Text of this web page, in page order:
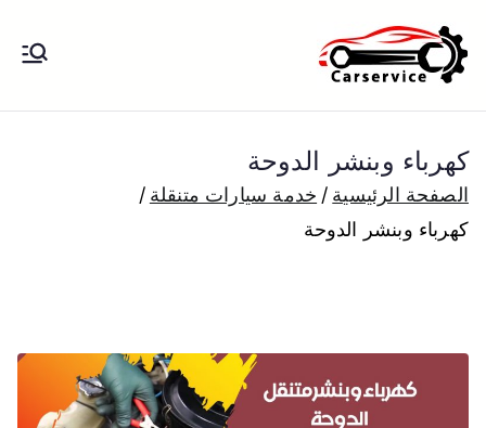
إلى
المحتوى
الكويت
بنشر متنقل الكويت كهرباء وبنشر تبديل
بارخص الاسعار
كهرباء وبنشر الدوحة
الصفحة الرئيسية
خدمة سيارات متنقلة
كهرباء وبنشر الدوحة